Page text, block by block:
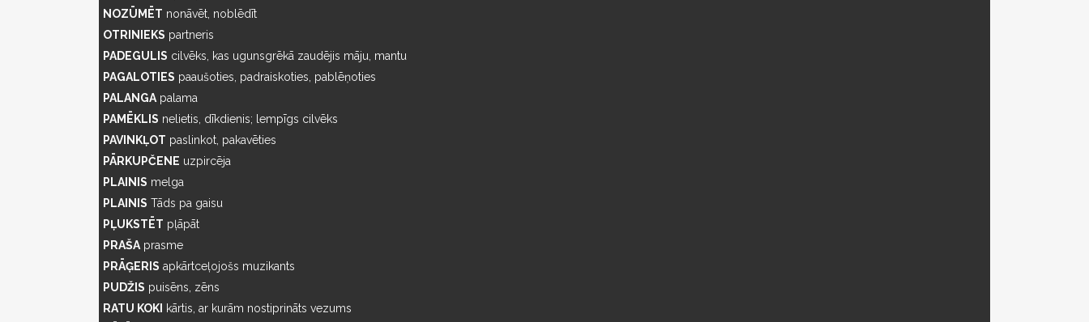
NOZŪMĒT nonāvēt, noblēdīt
OTRINIEKS partneris
PADEGULIS cilvēks, kas ugunsgrēkā zaudējis māju, mantu
PAGALOTIES paaušoties, padraiskoties, pablēņoties
PALANGA palama
PAMĒKLIS nelietis, dīkdienis; lempīgs cilvēks
PAVINKĻOT paslinkot, pakavēties
PĀRKUPČENE uzpircēja
PLAINIS melga
PLAINIS Tāds pa gaisu
PĻUKSTĒT pļāpāt
PRAŠA prasme
PRĀĢERIS apkārtceļojošs muzikants
PUDŽIS puisēns, zēns
RATU KOKI
kārtis, ar kurām nostiprināts vezums